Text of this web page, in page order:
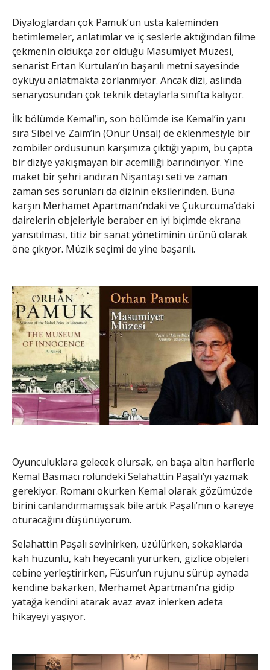
Diyaloglardan çok Pamuk’un usta kaleminden
betimlemeler, anlatımlar ve iç seslerle aktığından filme
çekmenin oldukça zor olduğu Masumiyet Müzesi,
senarist Ertan Kurtulan’ın başarılı metni sayesinde
öyküyü anlatmakta zorlanmıyor. Ancak dizi, aslında
senaryosundan çok teknik detaylarla sınıfta kalıyor.
İlk bölümde Kemal’in, son bölümde ise Kemal’in yanı
sıra Sibel ve Zaim’in (Onur Ünsal) de eklenmesiyle bir
zombiler ordusunun karşımıza çıktığı yapım, bu çapta
bir diziye yakışmayan bir acemiliği barındırıyor. Yine
maket bir şehri andıran Nişantaşı seti ve zaman
zaman ses sorunları da dizinin eksilerinden. Buna
karşın Merhamet Apartmanı’ndaki ve Çukurcuma’daki
dairelerin objeleriyle beraber en iyi biçimde ekrana
yansıtılması, titiz bir sanat yönetiminin ürünü olarak
öne çıkıyor. Müzik seçimi de yine başarılı.
Oyunculuklara gelecek olursak, en başa altın harflerle
Kemal Basmacı rolündeki Selahattin Paşalı’yı yazmak
gerekiyor. Romanı okurken Kemal olarak gözümüzde
birini canlandırmamışsak bile artık Paşalı’nın o kareye
oturacağını düşünüyorum.
Selahattin Paşalı sevinirken, üzülürken, sokaklarda
kah hüzünlü, kah heyecanlı yürürken, gizlice objeleri
cebine yerleştirirken, Füsun’un rujunu sürüp aynada
kendine bakarken, Merhamet Apartmanı’na gidip
yatağa kendini atarak avaz avaz inlerken adeta
hikayeyi yaşıyor.